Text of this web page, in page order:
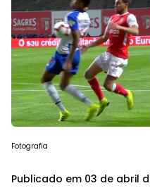
Fotografia
Publicado em 03 de abril